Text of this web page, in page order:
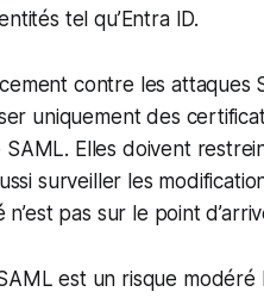
tel qu’Entra ID.
contre les attaques
uniquement des
Elles doivent
surveiller les
pas sur le point
est un risque